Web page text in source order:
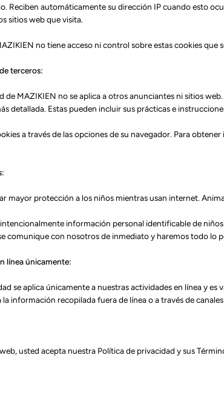
Reciben automáticamente su dirección IP cuando esto
sitios web que visita.
no tiene acceso ni control sobre estas cookies que
terceros:
de MAZIKIEN no se aplica a otros anunciantes ni sitios
detallada. Estas pueden incluir sus prácticas e
a través de las opciones de su navegador. Para
mayor protección a los niños mientras usan internet.
información personal identificable de
comunique con nosotros de inmediato y haremos todo lo
línea únicamente:
se aplica únicamente a nuestras actividades en línea y
la información recopilada fuera de línea o a través de
usted acepta nuestra Política de privacidad y sus